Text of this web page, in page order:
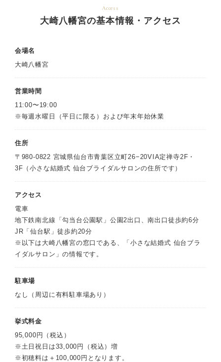
Access
大崎八幡宮の基本情報・アクセス
会場名
大崎八幡宮
営業時間
11:00〜19:00
※毎週水曜日（平日に限る）および年末年始休業
住所
〒980-0822 宮城県仙台市青葉区立町26−20VIA定禅寺2F・
3F（小さな結婚式 仙台ブライダルサロンの住所です）
アクセス
電車
地下鉄南北線「勾当台公園駅」公園2出口、南出口徒歩約6分
JR「仙台駅」徒歩約20分
※以下は大崎八幡宮の窓口である、「小さな結婚式 仙台ブラ
イダルサロン」の情報です。
駐車場
なし（周辺に有料駐車場あり）
挙式料金
95,000円（税込）
※土日祝日は33,000円（税込）増
※初穂料は＋100,000円となります。